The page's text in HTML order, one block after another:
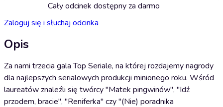
Cały odcinek dostępny za darmo
Zaloguj się i słuchaj odcinka
Opis
Za nami trzecia gala Top Seriale, na której rozdajemy nagrody
dla najlepszych serialowych produkcji minionego roku. Wśród
laureatów znaleźli się twórcy "Matek pingwinów", "Idź
przodem, bracie", "Reniferka" czy "(Nie) poradnika